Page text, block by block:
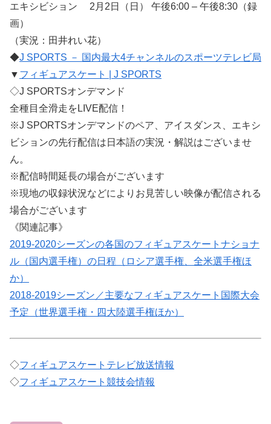
エキシビション 2月2日（日） 午後6:00 – 午後8:30（録
画）
（実況：田井れい花）
◆J SPORTS － 国内最大4チャンネルのスポーツテレビ局
▼ フィギュアスケート | J SPORTS
◇J SPORTSオンデマンド
全種目全滑走をLIVE配信！
※J SPORTSオンデマンドのペア、アイスダンス、エキシ
ビションの先行配信は日本語の実況・解説はございませ
ん。
※配信時間延長の場合がございます
※現地の収録状況などによりお見苦しい映像が配信される
場合がございます
《関連記事》
2019-2020シーズンの各国のフィギュアスケートナショナ
ル（国内選手権）の日程（ロシア選手権、全米選手権ほ
か）
2018-2019シーズン／主要なフィギュアスケート国際大会
予定（世界選手権・四大陸選手権ほか）
◇フィギュアスケートテレビ放送情報
◇フィギュアスケート競技会情報